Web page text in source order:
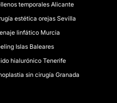
temporales Alicante
estética orejas Sevilla
linfático Murcia
Islas Baleares
hialurónico Tenerife
sin cirugía Granada